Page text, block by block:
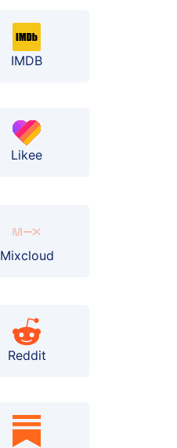
IMDB
Likee
Mixcloud
Reddit